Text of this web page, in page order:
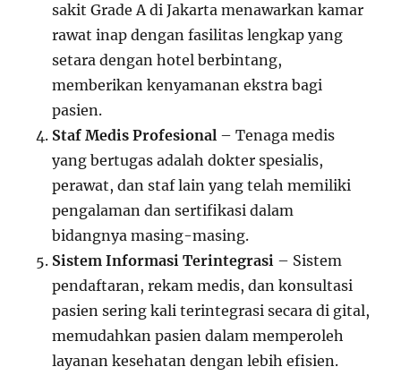
sakit Grade A di Jakarta menawarkan kamar
rawat inap dengan fasilitas lengkap yang
setara dengan hotel berbintang,
memberikan kenyamanan ekstra bagi
pasien.
Staf Medis Profesional – Tenaga medis
yang bertugas adalah dokter spesialis,
perawat, dan staf lain yang telah memiliki
pengalaman dan sertifikasi dalam
bidangnya masing-masing.
Sistem Informasi Terintegrasi – Sistem
pendaftaran, rekam medis, dan konsultasi
pasien sering kali terintegrasi secara di gital,
memudahkan pasien dalam memperoleh
layanan kesehatan dengan lebih efisien.